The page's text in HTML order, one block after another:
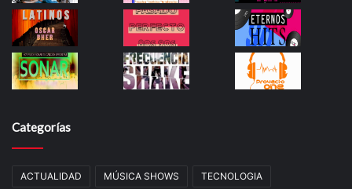
Categorías
ACTUALIDAD MÚSICA SHOWS TECNOLOGIA